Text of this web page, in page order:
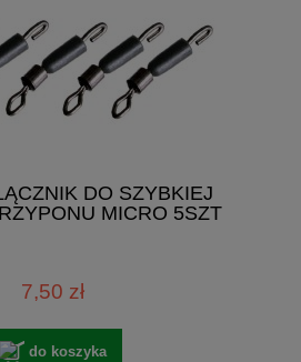
DO SZYBKIEJ
MICRO 5SZT
7,50 zł
do koszyka